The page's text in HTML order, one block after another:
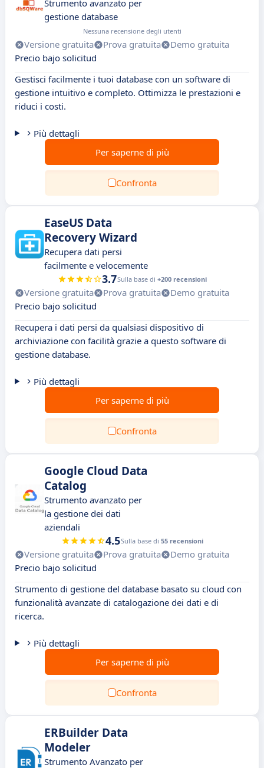
Strumento avanzato per
gestione database
Nessuna recensione degli utenti
Versione gratuita Prova gratuita
Demo gratuita
Precio bajo solicitud
Gestisci facilmente i tuoi database con un software di
gestione intuitivo e completo. Ottimizza le prestazioni e
riduci i costi.
Più dettagli
Per saperne di più
Confronta
EaseUS Data
Recovery Wizard
Recupera dati persi
facilmente e velocemente
3.7Sulla base di +200 recensioni
Versione gratuita Prova gratuita
Demo gratuita
Precio bajo solicitud
Recupera i dati persi da qualsiasi dispositivo di
archiviazione con facilità grazie a questo software di
gestione database.
Più dettagli
Per saperne di più
Confronta
Google Cloud Data
Catalog
Strumento avanzato per
la gestione dei dati
aziendali
4.5Sulla base di 55 recensioni
Versione gratuita Prova gratuita
Demo gratuita
Precio bajo solicitud
Strumento di gestione del database basato su cloud con
funzionalità avanzate di catalogazione dei dati e di
ricerca.
Più dettagli
Per saperne di più
Confronta
ERBuilder Data
Modeler
Strumento Avanzato per